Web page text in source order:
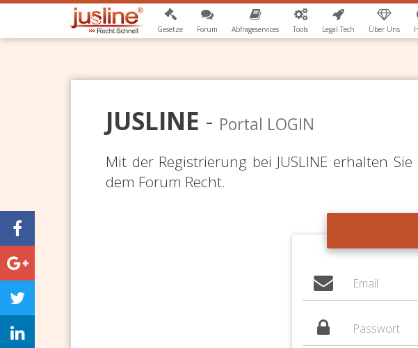
Gesetze Forum Abfrageservices Tools Legal.Tech Über Uns
JUSLINE - Portal LOGIN
Mit der Registrierung bei JUSLINE erhalten
dem Forum Recht.